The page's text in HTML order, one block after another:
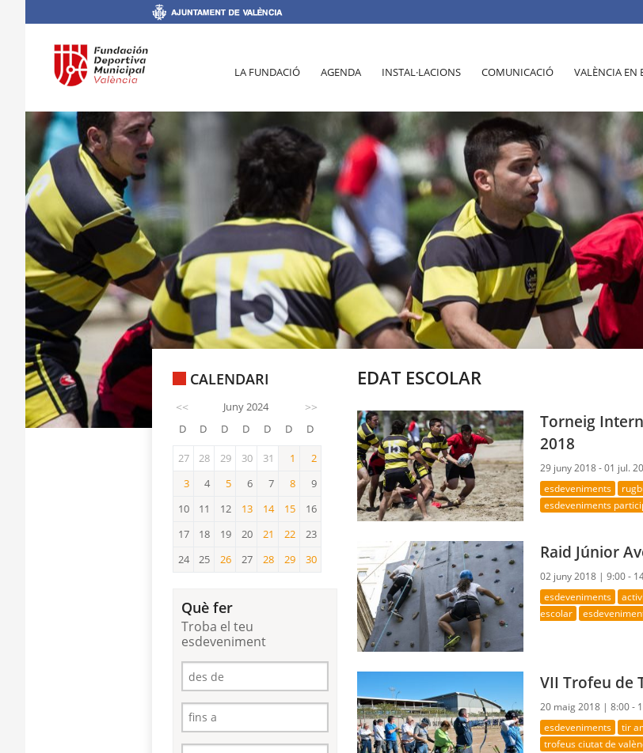
LA FUNDACIÓ AGENDA INSTAL·LACIONS COMUNICACIÓ VALÈNCIA EN
CALENDARI
<< Juny 2024 >>
D D D D D D D
27 28 29 30 31 1 2
3 4 5 6 7 8
8
9
10
11 12 13
13
14
14
15
15
16
17
18 19 20 21
21
22
22
23
24
25 26 27 28 29 30
Què fer
Troba el teu
esdeveniment
EDAT ESCOLAR
Torneig
2018
29 juny 2018 - 01 jul.
esdeveniments
esdeveniments
Raid Júnior
02 juny 2018 |9:00 -
esdeveniments
escolar
VII Trofeu de
20 maig 2018 |8:00 -
esdeveniments tir
trofeus ciutat de